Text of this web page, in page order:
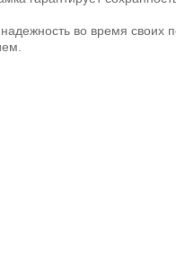
во время своих